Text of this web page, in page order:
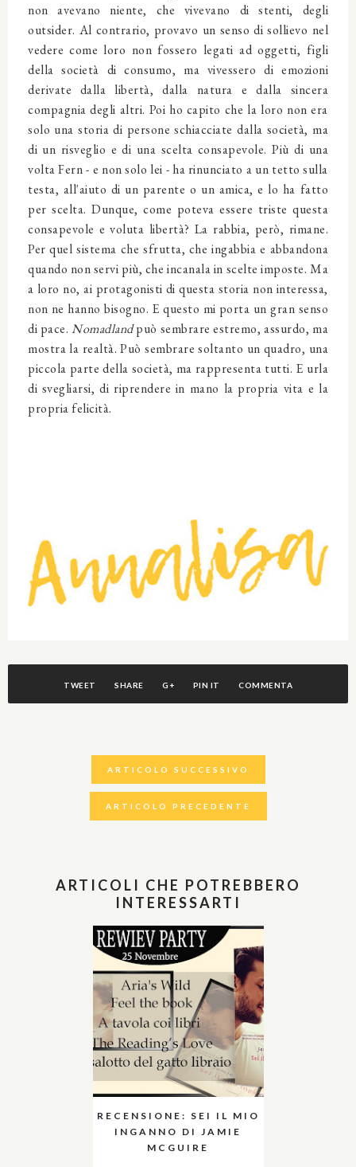
non avevano niente, che vivevano di stenti, degli
outsider. Al contrario, provavo un senso di sollievo nel
vedere come loro non fossero legati ad oggetti, figli
della società di consumo, ma vivessero di emozioni
derivate dalla libertà, dalla natura e dalla sincera
compagnia degli altri. Poi ho capito che la loro non era
solo una storia di persone schiacciate dalla società, ma
di un risveglio e di una scelta consapevole. Più di una
volta Fern - e non solo lei - ha rinunciato a un tetto sulla
testa, all'aiuto di un parente o un amica, e lo ha fatto
per scelta. Dunque, come poteva essere triste questa
consapevole e voluta libertà? La rabbia, però, rimane.
Per quel sistema che sfrutta, che ingabbia e abbandona
quando non servi più, che incanala in scelte imposte. Ma
a loro no, ai protagonisti di questa storia non interessa,
non ne hanno bisogno. E questo mi porta un gran senso
di pace. Nomadlandpuò sembrare estremo, assurdo, ma
mostra la realtà. Può sembrare soltanto un quadro, una
piccola parte della società, ma rappresenta tutti. E urla
di svegliarsi, di riprendere in mano la propria vita e la
propria felicità.
TWEET SHARE G+ PIN IT COMMENTA
ARTICOLO SUCCESSIVO
ARTICOLO PRECEDENTE
ARTICOLI CHE POTREBBERO
INTERESSARTI
RECENSIONE: SEI IL MIO
INGANNO DI JAMIE
MCGUIRE